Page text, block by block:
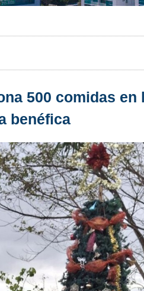
500 comidas
benéfica